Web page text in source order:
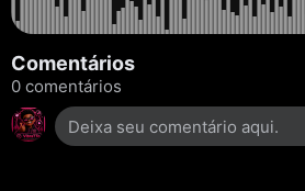
Comentários
0 comentários